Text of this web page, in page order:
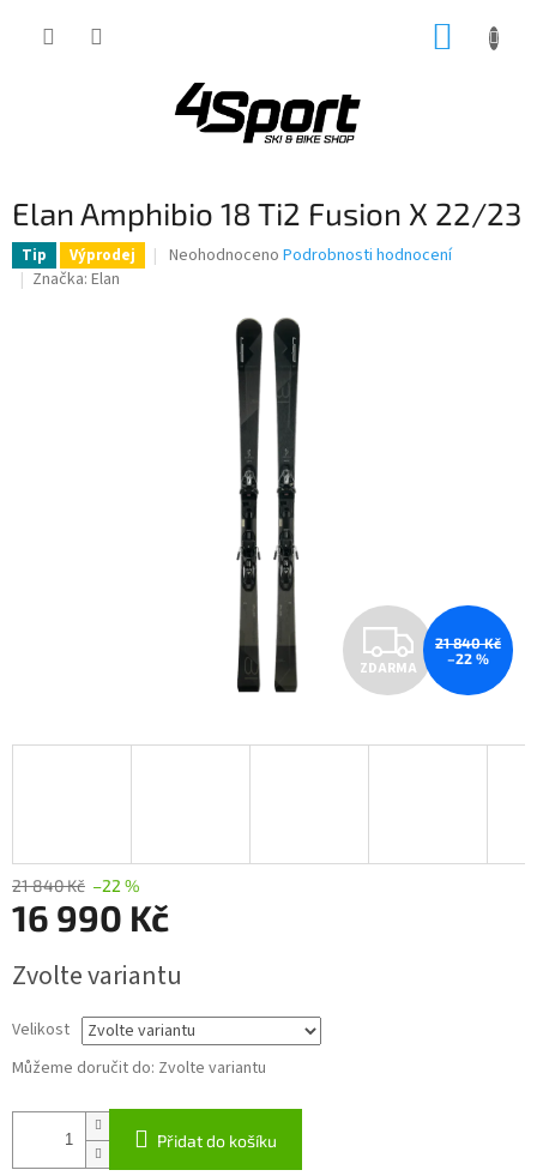
Elan Amphibio 18 Ti2 Fusion X 22/23
Tip Výprodej
Průměrné
hvězdiček.
Neohodnoceno Podrobnosti hodnocení
Značka: Elan
Z
D
A
ZDARMA
21 840 Kč
–22 %
21 840 Kč –22 %
16 990 Kč
cena:
Zvolte variantu
Velikost
Můžeme doručit do: Zvolte variantu
Přidat do košíku